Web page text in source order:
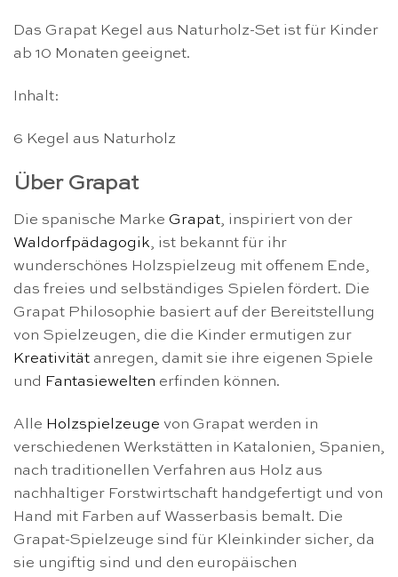
Das Grapat Kegel aus Naturholz-Set ist für Kinder
ab 10 Monaten geeignet.
Inhalt:
6 Kegel aus Naturholz
Über Grapat
Die spanische Marke Grapat, inspiriert von der
Waldorfpädagogik, ist bekannt für ihr
wunderschönes Holzspielzeug mit offenem Ende,
das freies und selbständiges Spielen fördert. Die
Grapat Philosophie basiert auf der Bereitstellung
von Spielzeugen, die die Kinder ermutigen zur
Kreativität anregen, damit sie ihre eigenen Spiele
und Fantasiewelten erfinden können.
Alle Holzspielzeuge von Grapat werden in
verschiedenen Werkstätten in Katalonien, Spanien,
nach traditionellen Verfahren aus Holz aus
nachhaltiger Forstwirtschaft handgefertigt und von
Hand mit Farben auf Wasserbasis bemalt. Die
Grapat-Spielzeuge sind für Kleinkinder sicher, da
sie ungiftig sind und den europäischen